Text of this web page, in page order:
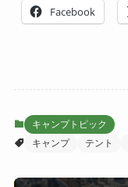
Facebook
キャンプトピック
キャンプ
テント